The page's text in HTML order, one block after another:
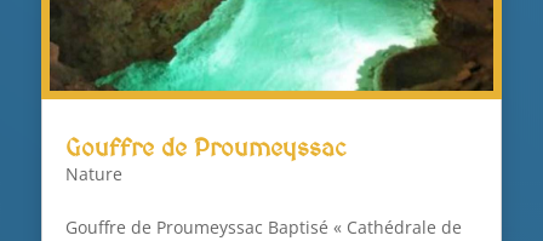
Gouffre de Proumeyssac
Nature
Gouffre de Proumeyssac Baptisé « Cathédrale de